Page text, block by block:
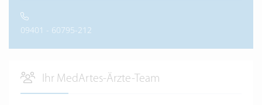
09401 - 60795-212
Ihr MedArtes-Ärzte-Team